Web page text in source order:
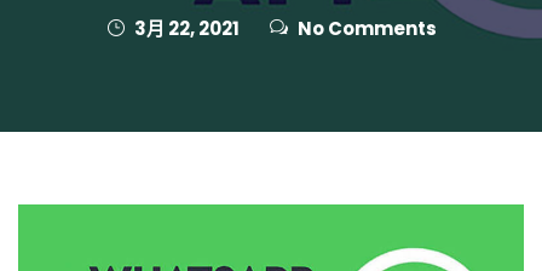
3月 22, 2021 No Comments